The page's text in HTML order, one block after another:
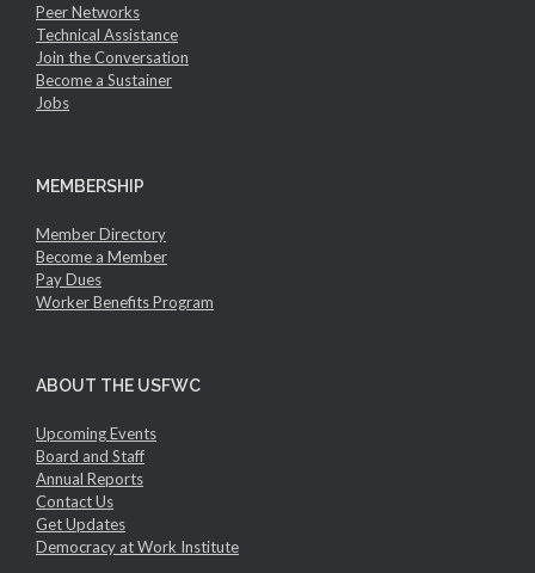
Peer Networks
Technical Assistance
Join the Conversation
Become a Sustainer
Jobs
MEMBERSHIP
Member Directory
Become a Member
Pay Dues
Worker Benefits Program
ABOUT THE USFWC
Upcoming Events
Board and Staff
Annual Reports
Contact Us
Get Updates
Democracy at Work Institute